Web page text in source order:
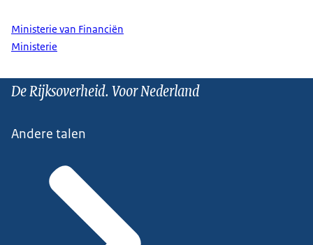
Ministerie van Financiën
Ministerie
De Rijksoverheid. Voor Nederland
Andere talen